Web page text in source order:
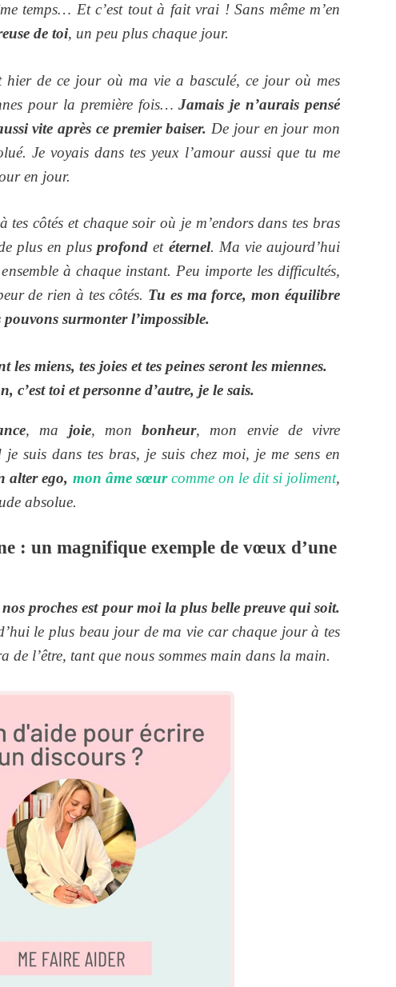
temps… Et c’est tout à fait vrai ! Sans même m’en
de toi, un peu plus chaque jour.
hier de ce jour où ma vie a basculé, ce jour où mes
pour la première fois…Jamais je n’aurais pensé
vite après ce premier baiser. De jour en jour mon
Je voyais dans tes yeux l’amour aussi que tu me
en jour.
tes côtés et chaque soir où je m’endors dans tes bras
plus en plusprofondet éternel. Ma vie aujourd’hui
à chaque instant. Peu importe les difficultés,
de rien à tes côtés. Tu es ma force, mon équilibre
surmonter l’impossible.
les miens, tes joies et tes peines seront les miennes.
c’est toi et personne d’autre, je le sais.
, ma joie, monbonheur, mon envie de vivre
je suis dans tes bras, je suis chez moi, je me sens en
alter ego, mon âme sœurcomme on le dit si joliment,
absolue.
: un magnifique exemple de vœux d’une
proches est pour moi la plus belle preuve qui soit.
le plus beau jour de ma vie car chaque jour à tes
de l’être, tant que nous sommes main dans la main.